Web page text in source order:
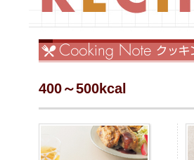
400～500kcal